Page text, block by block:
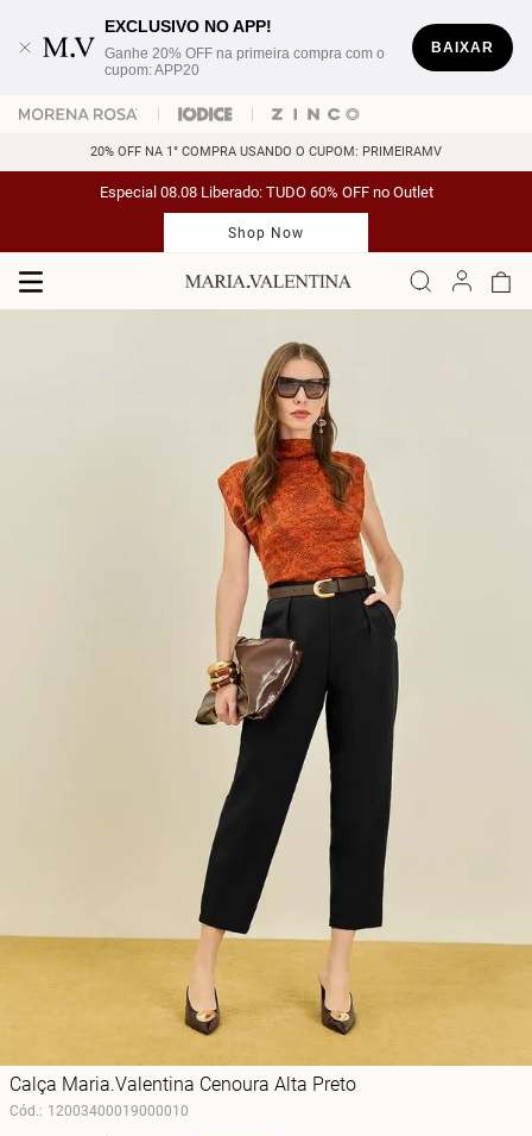
EXCLUSIVO NO APP!
Ganhe 20% OFF na primeira compra com o
cupom: APP20
BAIXAR
20% OFF NA 1° COMPRA USANDO O CUPOM: PRIMEIRAMV
Especial 08.08 Liberado: TUDO 60% OFF no Outlet
Shop Now
Calça Maria.Valentina Cenoura Alta Preto
Cód.: 12003400019000010